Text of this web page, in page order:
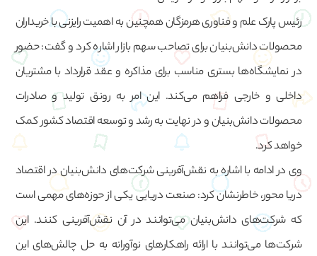
رئیس پارک علم و فناوری هرمزگان همچنین به اهمیت رایزنی با خریداران
محصولات دانش‌بنیان برای تصاحب سهم بازار اشاره کرد و گفت: حضور
در نمایشگاه‌ها بستری مناسب برای مذاکره و عقد قرارداد با مشتریان
داخلی و خارجی فراهم می‌کند. این امر به رونق تولید و صادرات
محصولات دانش‌بنیان و در نهایت به رشد و توسعه اقتصاد کشور کمک
خواهد کرد.
وی در ادامه با اشاره به نقش‌آفرینی شرکت‌های دانش‌بنیان در اقتصاد
دریا محور، خاطرنشان کرد: صنعت دریایی یکی از حوزه‌های مهمی است
که شرکت‌های دانش‌بنیان می‌توانند در آن نقش‌آفرینی کنند. این
شرکت‌ها می‌توانند با ارائه راهکارهای نوآورانه به حل چالش‌های این